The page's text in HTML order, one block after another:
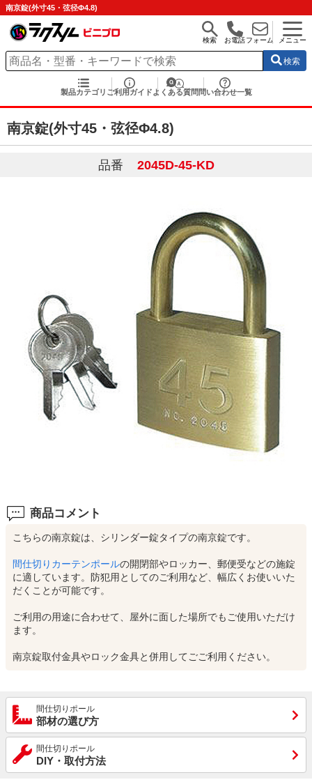
南京錠(外寸45・弦径Φ4.8)
検索 お電話フォーム メニュー
検索
製品カテゴリ ご利用ガイド よくある質問 問い合わせ一覧
南京錠(外寸45・弦径Φ4.8)
品番 2045D-45-KD
商品コメント
こちらの南京錠は、シリンダー錠タイプの南京錠です。
間仕切りカーテンポールの開閉部やロッカー、郵便受などの施錠
に適しています。防犯用としてのご利用など、幅広くお使いいた
だくことが可能です。
ご利用の用途に合わせて、屋外に面した場所でもご使用いただけ
ます。
南京錠取付金具やロック金具と併用してごご利用ください。
間仕切りポール
部材の選び方
間仕切りポール
DIY・取付方法